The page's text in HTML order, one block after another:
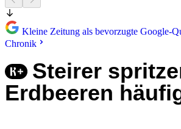
Kleine Zeitung als bevorzugte Google-
Chronik
Steirer
Erdbeeren